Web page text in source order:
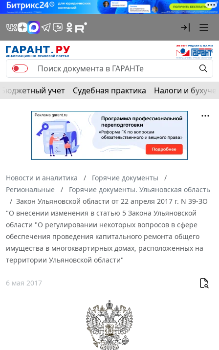
Бюджетный учет Судебная практика Налоги и
Новости и аналитика
Горячие документы
Региональные
Горячие документы. Ульяновская область
Закон Ульяновской области от 22 апреля 2017 г. N 39-ЗО
"О внесении изменения в статью 5 Закона Ульяновской
области "О регулировании некоторых вопросов в сфере
обеспечения проведения капитального ремонта общего
имущества в многоквартирных домах, расположенных на
территории Ульяновской области"
6 мая 2017